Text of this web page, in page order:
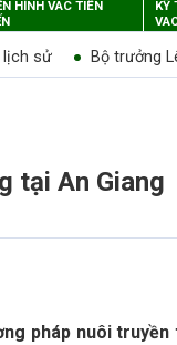
HÌNH VAC TIÊN
KỸ
Việt Nam
tại An Giang
pháp nuôi